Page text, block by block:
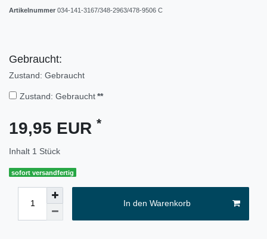
Artikelnummer 034-141-3167/348-2963/478-9506 C
Gebraucht:
Zustand: Gebraucht
Zustand: Gebraucht **
19,95 EUR *
Inhalt 1 Stück
sofort versandfertig
In den Warenkorb